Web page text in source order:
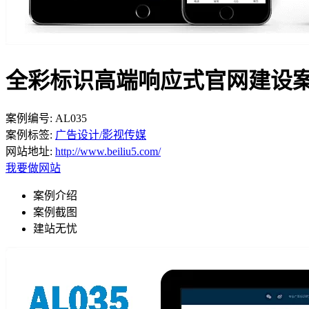
全彩标识高端响应式官网建设
案例编号: AL035
案例标签: 广告设计/影视传媒
网站地址: http://www.beiliu5.com/
我要做网站
案例介绍
案例截图
建站无忧